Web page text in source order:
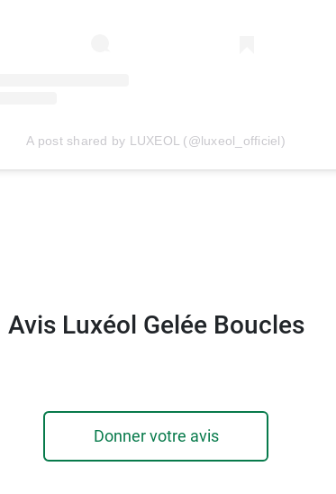
A post shared by LUXEOL (@luxeol_officiel)
Avis Luxéol Gelée Boucles
Donner votre avis